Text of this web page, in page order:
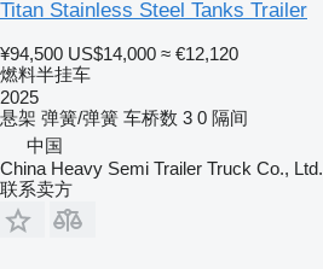
Titan Stainless Steel Tanks Trailer
¥94,500 US$14,000 ≈ €12,120
燃料半挂车
2025
悬架 弹簧/弹簧 车桥数 3 0 隔间
中国
China Heavy Semi Trailer Truck Co., Ltd.
联系卖方